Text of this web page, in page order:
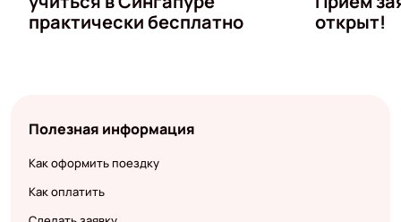
практически бесплатно
открыт!
Полезная информация
Как оформить поездку
Как оплатить